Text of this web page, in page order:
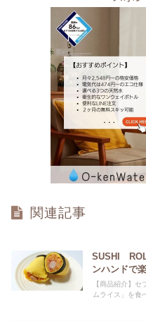
関連記事
SUSHI
ンハンドで
【商品紹介】
ムライス」を食